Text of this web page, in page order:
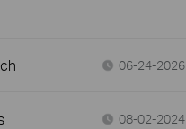
06-24-2026
08-02-2024